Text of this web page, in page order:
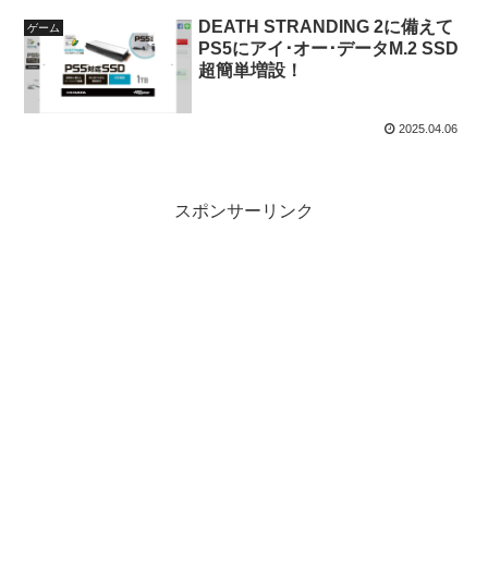
ゲーム
DEATH STRANDING 2に備えて
PS5にアイ･オー･データM.2 SSD
超簡単増設！
2025.04.06
スポンサーリンク